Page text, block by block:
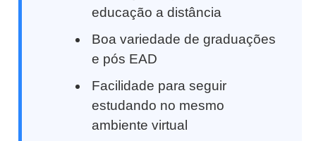
educação a distância
Boa variedade de graduações
e pós EAD
Facilidade para seguir
estudando no mesmo
ambiente virtual